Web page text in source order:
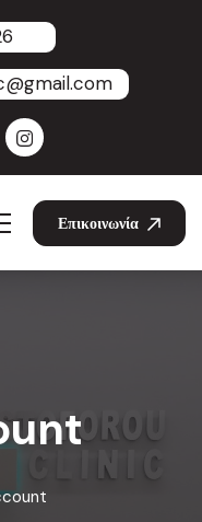
Επικοινωνία